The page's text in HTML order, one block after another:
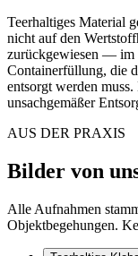
Teerhaltiges Material
nicht auf den
zurückgewiesen — im
Containerfüllung, die
entsorgt werden
unsachgemäßer
AUS DER PRAXIS
Bilder von
Alle Aufnahmen
Objektbegehungen.